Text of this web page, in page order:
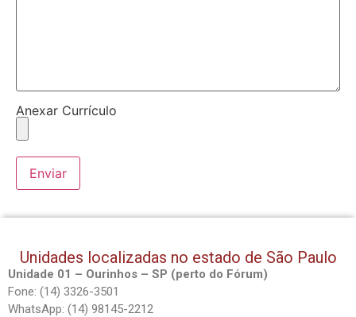
Anexar Currículo
Unidades localizadas no estado de São Paulo
Unidade 01 – Ourinhos – SP (perto do Fórum)
Fone: (14) 3326-3501
WhatsApp: (14) 98145-2212